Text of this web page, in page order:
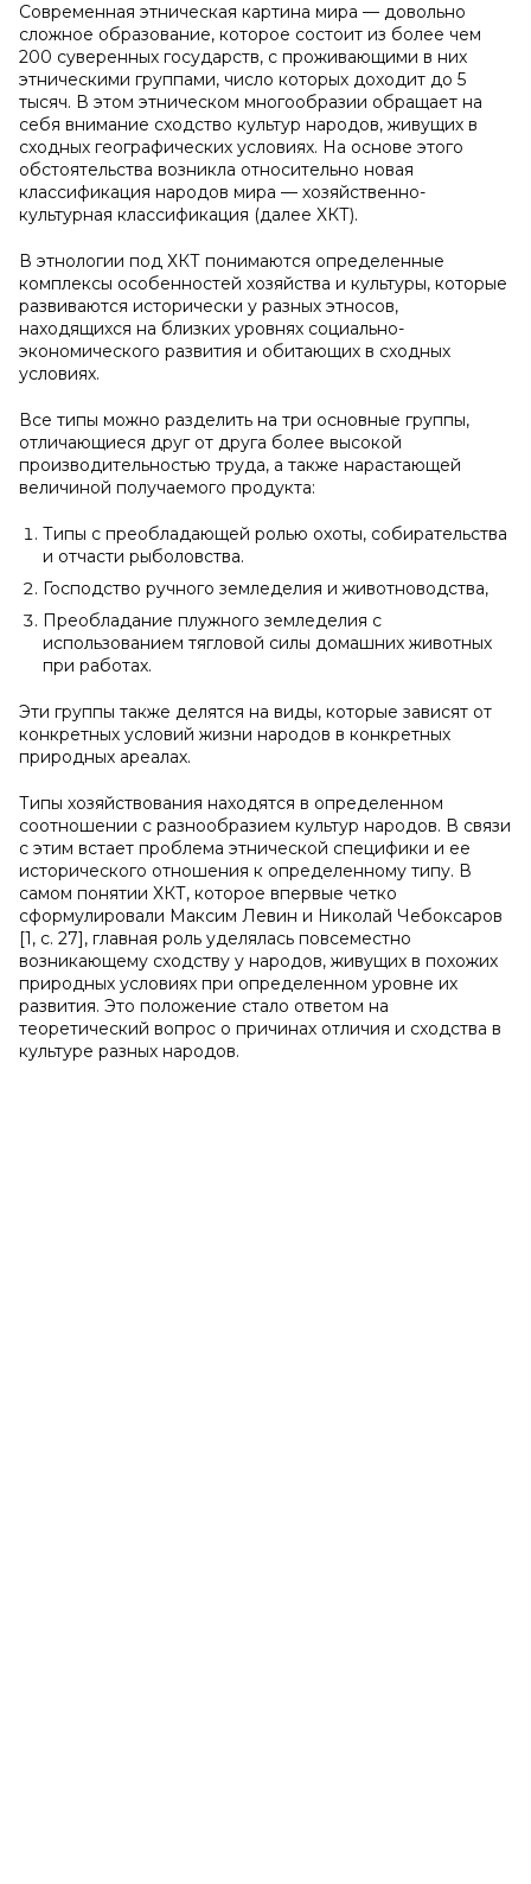
Современная этническая картина мира — довольно
сложное образование, которое состоит из более чем
200 суверенных государств, с проживающими в них
этническими группами, число которых доходит до 5
тысяч. В этом этническом многообразии обращает на
себя внимание сходство культур народов, живущих в
сходных географических условиях. На основе этого
обстоятельства возникла относительно новая
классификация народов мира — хозяйственно-
культурная классификация (далее ХКТ).
В этнологии под ХКТ понимаются определенные
комплексы особенностей хозяйства и культуры, кoторые
развиваются исторически у разных этносов,
находящихся на близких уровнях социально-
экономического развития и обитающих в сходных
условиях.
Все типы можно разделить на три основные группы,
отличающиеся друг от друга более высокой
производительностью труда, а также нарастающей
величиной получаемого продукта:
Типы с преобладающей ролью охоты, собирательства
и отчасти рыболовства.
Господство ручного земледелия и животноводства,
Преобладание плужного земледелия с
использованием тягловой силы домашних животных
при работах.
Эти группы также делятся на виды, которые зависят от
конкретных условий жизни народов в конкретных
природных ареалах.
Типы хозяйствования находятся в определенном
соотношении с разнообразием культур народов. В связи
с этим встает проблема этнической специфики и ее
исторического отношения к определенному типу. В
самом понятии ХКТ, которое впервые четко
сформулировали Максим Левин и Николай Чебоксаров
[1, с. 27], главная роль уделялась повсеместно
возникающему сходству у народов, живущих в похожих
природных условиях при определенном уровне их
развития. Это положение стало ответом на
теоретический вопрос о причинах отличия и сходства в
культуре разных народов.